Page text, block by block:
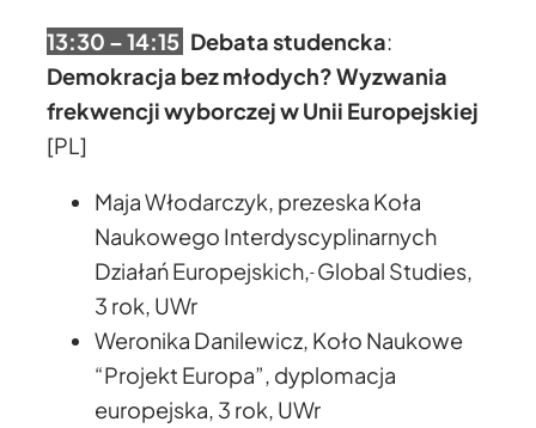
13:30 – 14:15 Debata studencka:
Demokracja bez młodych? Wyzwania
frekwencji wyborczej w Unii Europejskiej
[PL]
Maja Włodarczyk, prezeska Koła
Naukowego Interdyscyplinarnych
Działań Europejskich,Global Studies,
3 rok, UWr
Weronika Danilewicz, Koło Naukowe
“Projekt Europa”, dyplomacja
europejska, 3 rok, UWr